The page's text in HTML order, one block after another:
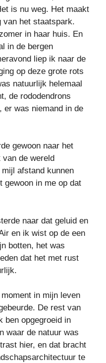
is nu weg. Het maakt
van het staatspark.
in haar huis. En
in de bergen
liep ik naar de
op deze grote rots
natuurlijk helemaal
de rododendrons
er was niemand in de
gewoon naar het
de wereld
afstand kunnen
gewoon in me op dat
naar dat geluid en
en ik wist op de een
botten, het was
dat het met rust
in mijn leven
De rest van
ben opgegroeid in
waar de natuur was
hier, en dat bracht
te